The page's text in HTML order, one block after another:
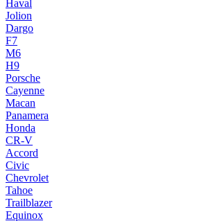
Haval
Jolion
Dargo
F7
M6
H9
Porsche
Cayenne
Macan
Panamera
Honda
CR-V
Accord
Civic
Chevrolet
Tahoe
Trailblazer
Equinox